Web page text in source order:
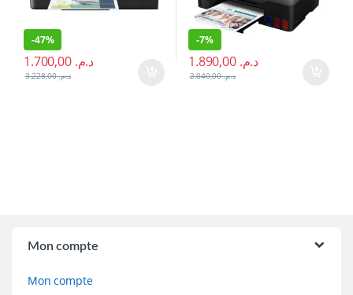
-47%
د.م. 1.700,00
د.م.3.228,00
-7%
د.م. 1.890,00
د.م.2.040,00
Mon compte
Mon compte